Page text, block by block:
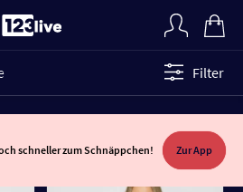
Filter
schneller zum Schnäppchen! Zur App